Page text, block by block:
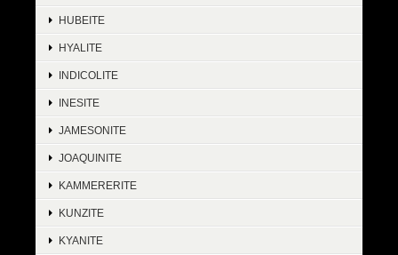
HUBEITE
HYALITE
INDICOLITE
INESITE
JAMESONITE
JOAQUINITE
KAMMERERITE
KUNZITE
KYANITE